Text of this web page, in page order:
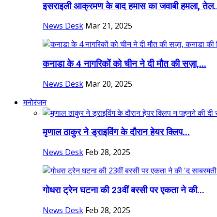
इसराइली आक्रमण के बाद हमास का जवाबी हमला,
News Desk Mar 21, 2025
कनाडा के 4 नागरिकों को चीन ने दी मौत की सज़ा,...
News Desk Mar 20, 2025
मनोरंजन
मृणाल ठाकुर ने ड्राइविंग के दौरान हेयर क्लिप...
News Desk Feb 28, 2025
गोधरा ट्रेन घटना की 23वीं बरसी पर एकता ने की...
News Desk Feb 28, 2025